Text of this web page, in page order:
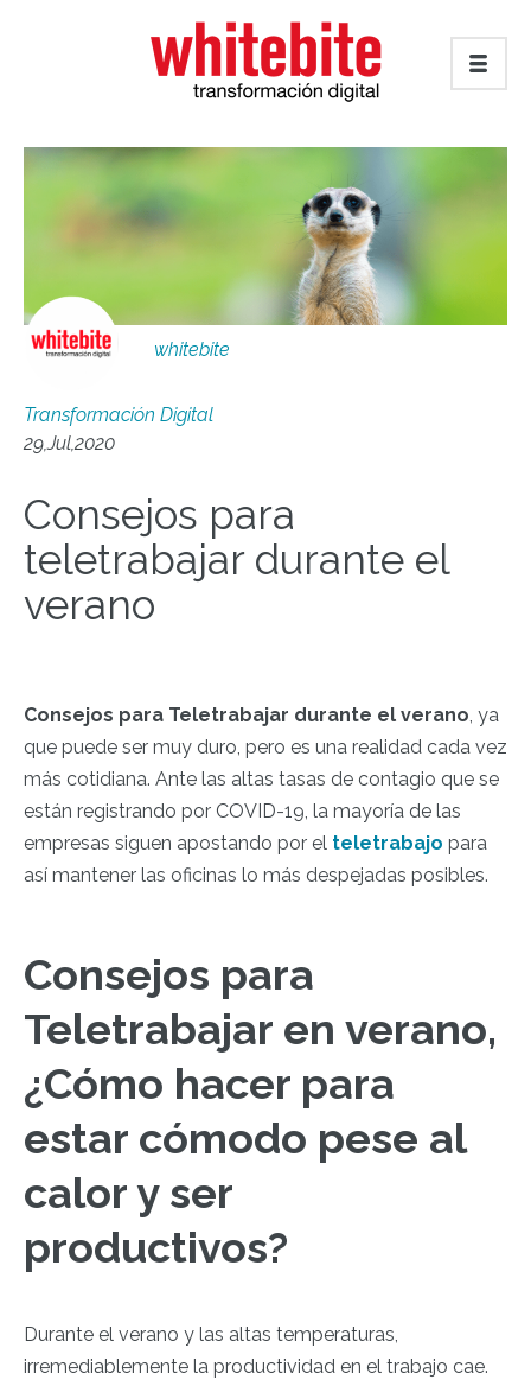
whitebite
Transformación Digital
29,Jul,2020
Consejos para
teletrabajar durante el
verano
Consejos para Teletrabajar durante el verano, ya
que puede ser muy duro, pero es una realidad cada vez
más cotidiana. Ante las altas tasas de contagio que se
están registrando por COVID-19, la mayoría de las
empresas siguen apostando por el teletrabajo para
así mantener las oficinas lo más despejadas posibles.
Consejos para
Teletrabajar en verano,
¿Cómo hacer para
estar cómodo pese al
calor y ser
productivos?
Durante el verano y las altas temperaturas,
irremediablemente la productividad en el trabajo cae.